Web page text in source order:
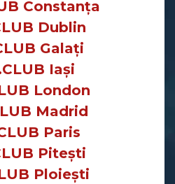
Constanța
Dublin
Galați
Iași
London
Madrid
Paris
Pitești
Ploiești